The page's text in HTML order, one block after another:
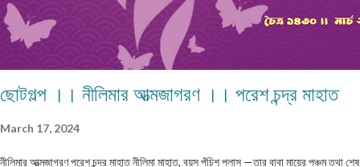
ছোটগল্প ।। নীলিমার আত্মজাগরণ ।। পরেশ চন্দ্র মাহাত
March 17, 2024
নীলিমার আত্মজাগরণ পরেশ চন্দ্র মাহাত নীলিমা মাহাত, বয়স পঁচিশ প্লাস —তার বাবা মায়ের পঞ্চম তথা শেষ